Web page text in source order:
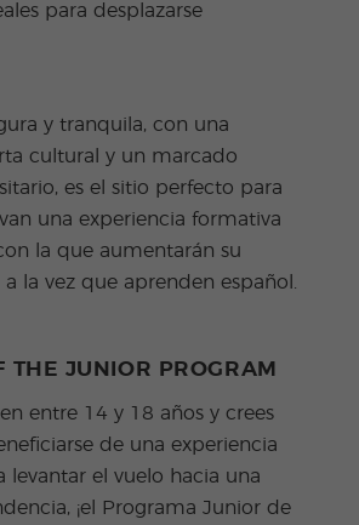
para desplazarse
y tranquila, con una
cultural y un marcado
es el sitio perfecto para
una experiencia formativa
la que aumentarán su
la vez que aprenden español.
THE JUNIOR PROGRAM
entre 14 y 18 años y crees
de una experiencia
levantar el vuelo hacia una
¡el Programa Junior de